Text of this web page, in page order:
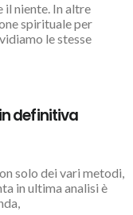
il niente. In altre
spirituale per
le stesse
definitiva
solo dei vari metodi,
in ultima analisi è